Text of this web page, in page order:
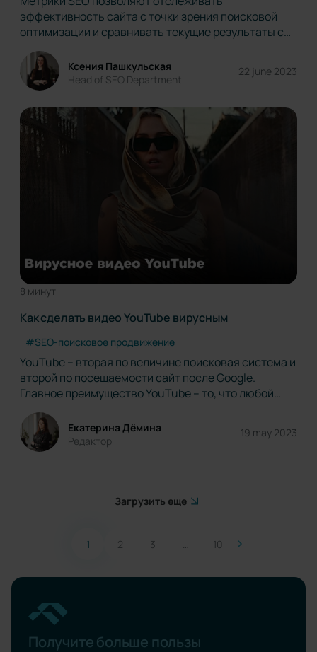
эффективность сайта с точки зрения поисковой
оптимизации и сравнивать текущие результаты с
предыдущими. Так специалист по продвижению
знает, что сайт здоров и оптимизирован. То есть,
сайт создает ценность для бизнеса. В зависимости
от потребностей бизнеса сначала…
Ксения Пашкульская
Head of SEO Department
22 june 2023
8 минут
Как сделать видео YouTube вирусным
#SEO-поисковое продвижение
YouTube – вторая по величине поисковая система и
второй по посещаемости сайт после Google.
Главное преимущество YouTube – то, что любой
может загружать туда свои видео. Некоторые
видео в свою очередь становятся вирусными, то
есть их просматривает значительное количество
людей…
Екатерина Дёмина
Редактор
19 may 2023
Загрузить еще
1 2 3 10
Получите больше пользы